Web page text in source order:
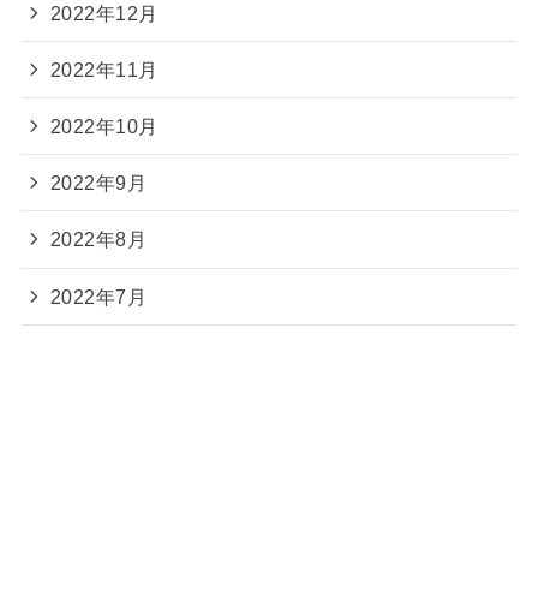
2022年12月
2022年11月
2022年10月
2022年9月
2022年8月
2022年7月